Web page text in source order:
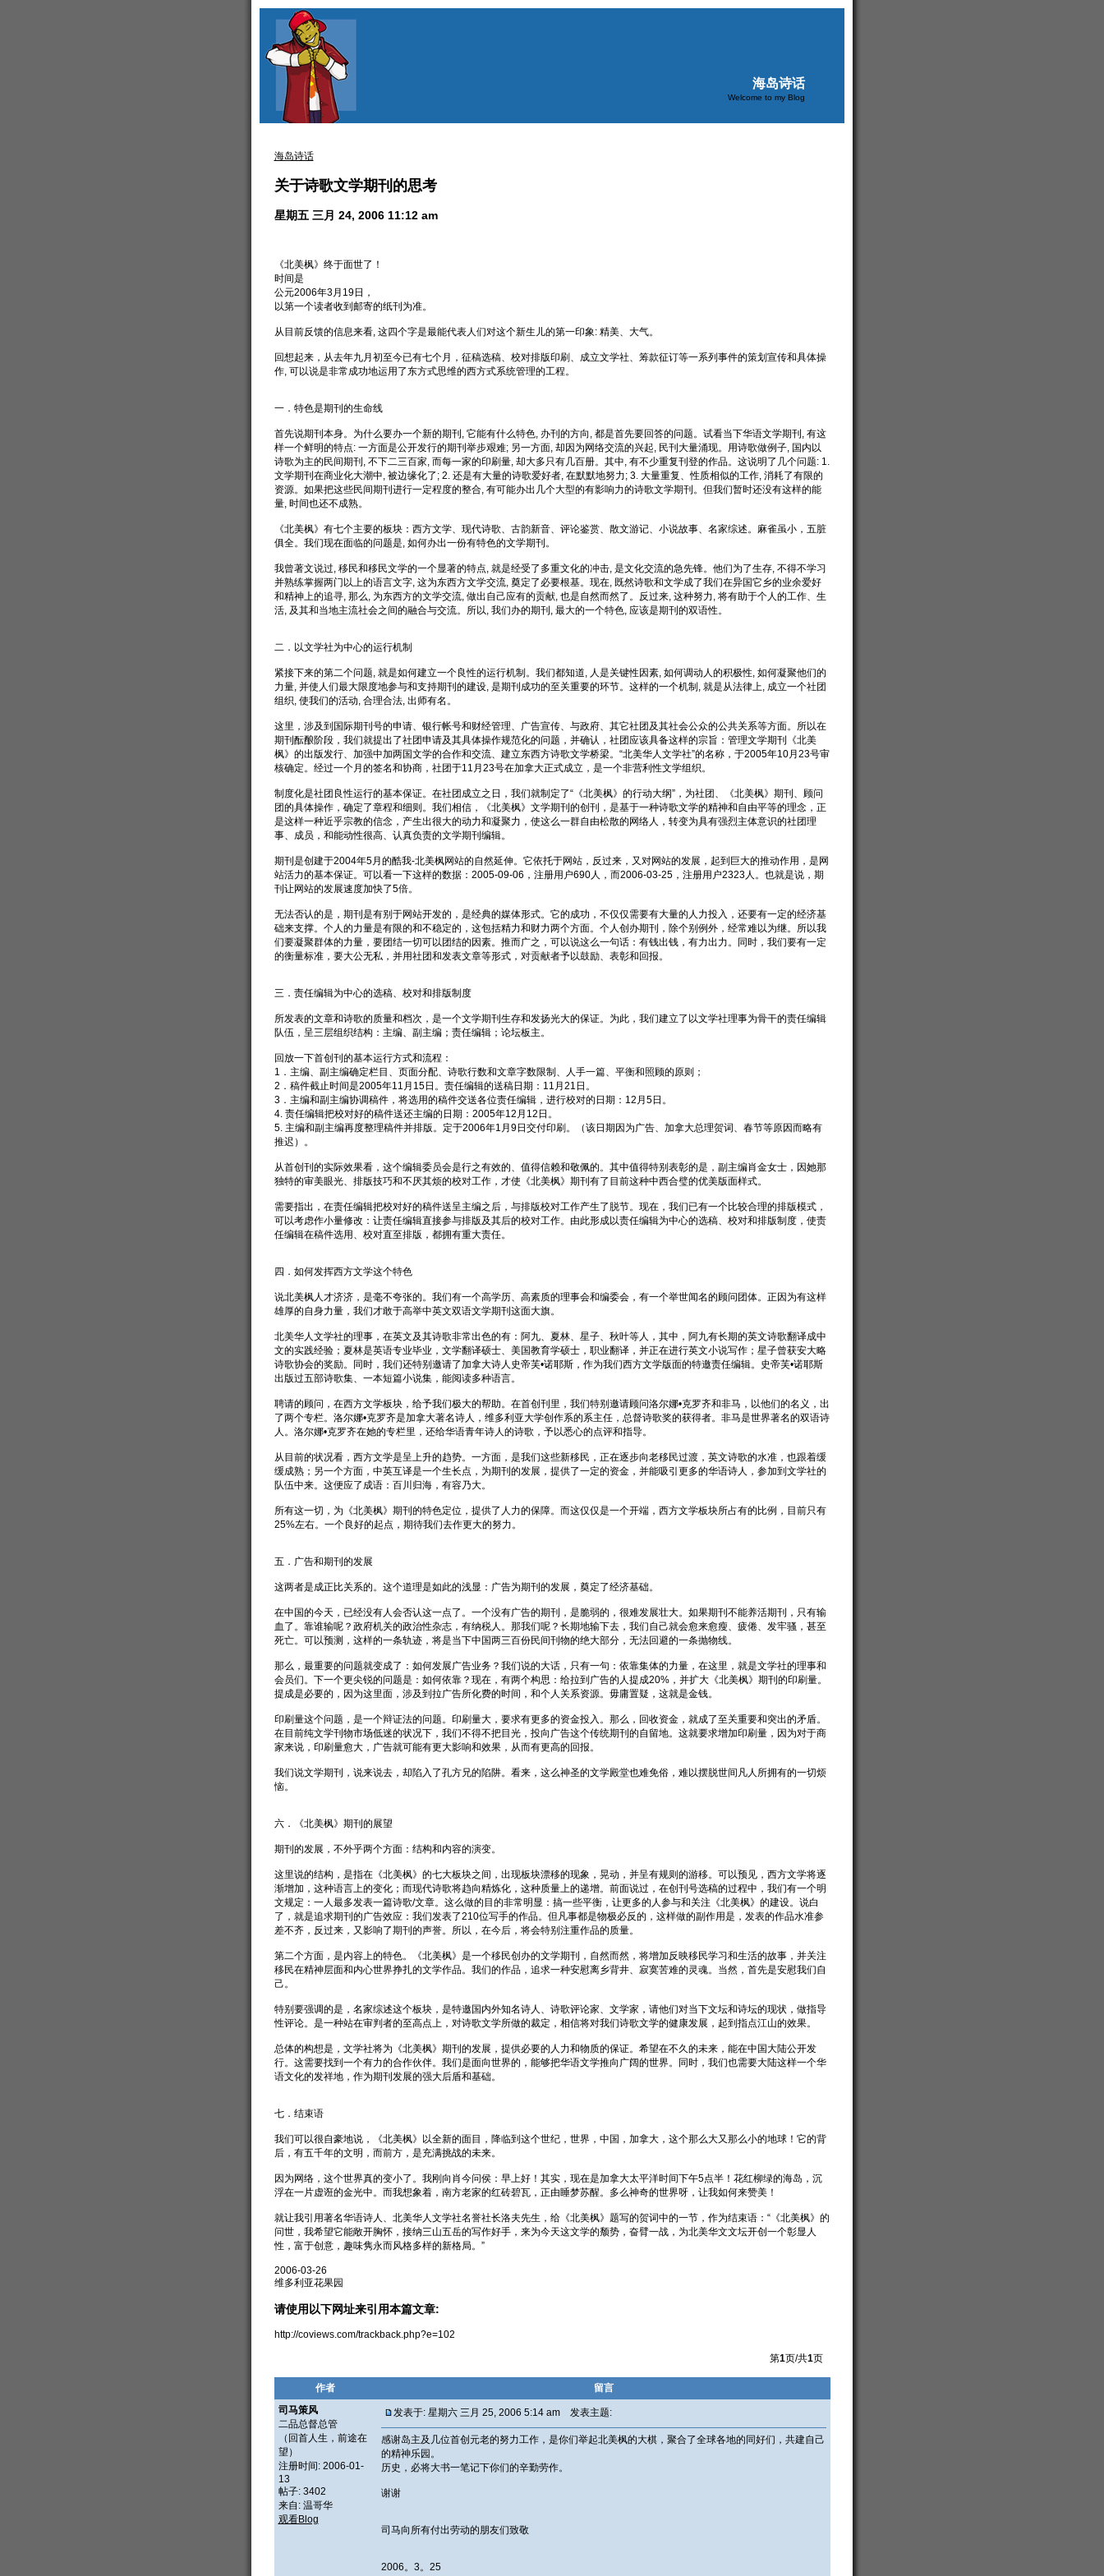
海岛诗话
Welcome to my Blog
海岛诗话
关于诗歌文学期刊的思考
星期五 三月 24, 2006 11:12 am
《北美枫》终于面世了！
时间是
公元2006年3月19日，
以第一个读者收到邮寄的纸刊为准。
从目前反馈的信息来看, 这四个字是最能代表人们对这个新生儿的第一印象: 精美、大气。
回想起来，从去年九月初至今已有七个月，征稿选稿、校对排版印刷、成立文学社、筹款征订等一系列事件的策划宣传和具体操
作, 可以说是非常成功地运用了东方式思维的西方式系统管理的工程。
一．特色是期刊的生命线
首先说期刊本身。为什么要办一个新的期刊, 它能有什么特色, 办刊的方向, 都是首先要回答的问题。试看当下华语文学期刊, 有这
样一个鲜明的特点: 一方面是公开发行的期刊举步艰难; 另一方面, 却因为网络交流的兴起, 民刊大量涌现。用诗歌做例子, 国内以
诗歌为主的民间期刊, 不下二三百家, 而每一家的印刷量, 却大多只有几百册。其中, 有不少重复刊登的作品。这说明了几个问题: 1.
文学期刊在商业化大潮中, 被边缘化了; 2. 还是有大量的诗歌爱好者, 在默默地努力; 3. 大量重复、性质相似的工作, 消耗了有限的
资源。如果把这些民间期刊进行一定程度的整合, 有可能办出几个大型的有影响力的诗歌文学期刊。但我们暂时还没有这样的能
量, 时间也还不成熟。
《北美枫》有七个主要的板块：西方文学、现代诗歌、古韵新音、评论鉴赏、散文游记、小说故事、名家综述。麻雀虽小，五脏
俱全。我们现在面临的问题是, 如何办出一份有特色的文学期刊。
我曾著文说过, 移民和移民文学的一个显著的特点, 就是经受了多重文化的冲击, 是文化交流的急先锋。他们为了生存, 不得不学习
并熟练掌握两门以上的语言文字, 这为东西方文学交流, 奠定了必要根基。现在, 既然诗歌和文学成了我们在异国它乡的业余爱好
和精神上的追寻, 那么, 为东西方的文学交流, 做出自己应有的贡献, 也是自然而然了。反过来, 这种努力, 将有助于个人的工作、生
活, 及其和当地主流社会之间的融合与交流。所以, 我们办的期刊, 最大的一个特色, 应该是期刊的双语性。
二．以文学社为中心的运行机制
紧接下来的第二个问题, 就是如何建立一个良性的运行机制。我们都知道, 人是关键性因素, 如何调动人的积极性, 如何凝聚他们的
力量, 并使人们最大限度地参与和支持期刊的建设, 是期刊成功的至关重要的环节。这样的一个机制, 就是从法律上, 成立一个社团
组织, 使我们的活动, 合理合法, 出师有名。
这里，涉及到国际期刊号的申请、银行帐号和财经管理、广告宣传、与政府、其它社团及其社会公众的公共关系等方面。所以在
期刊酝酿阶段，我们就提出了社团申请及其具体操作规范化的问题，并确认，社团应该具备这样的宗旨：管理文学期刊《北美
枫》的出版发行、加强中加两国文学的合作和交流、建立东西方诗歌文学桥梁。“北美华人文学社”的名称，于2005年10月23号审
核确定。经过一个月的签名和协商，社团于11月23号在加拿大正式成立，是一个非营利性文学组织。
制度化是社团良性运行的基本保证。在社团成立之日，我们就制定了“《北美枫》的行动大纲”，为社团、《北美枫》期刊、顾问
团的具体操作，确定了章程和细则。我们相信，《北美枫》文学期刊的创刊，是基于一种诗歌文学的精神和自由平等的理念，正
是这样一种近乎宗教的信念，产生出很大的动力和凝聚力，使这么一群自由松散的网络人，转变为具有强烈主体意识的社团理
事、成员，和能动性很高、认真负责的文学期刊编辑。
期刊是创建于2004年5月的酷我-北美枫网站的自然延伸。它依托于网站，反过来，又对网站的发展，起到巨大的推动作用，是网
站活力的基本保证。可以看一下这样的数据：2005-09-06，注册用户690人，而2006-03-25，注册用户2323人。也就是说，期
刊让网站的发展速度加快了5倍。
无法否认的是，期刊是有别于网站开发的，是经典的媒体形式。它的成功，不仅仅需要有大量的人力投入，还要有一定的经济基
础来支撑。个人的力量是有限的和不稳定的，这包括精力和财力两个方面。个人创办期刊，除个别例外，经常难以为继。所以我
们要凝聚群体的力量，要团结一切可以团结的因素。推而广之，可以说这么一句话：有钱出钱，有力出力。同时，我们要有一定
的衡量标准，要大公无私，并用社团和发表文章等形式，对贡献者予以鼓励、表彰和回报。
三．责任编辑为中心的选稿、校对和排版制度
所发表的文章和诗歌的质量和档次，是一个文学期刊生存和发扬光大的保证。为此，我们建立了以文学社理事为骨干的责任编辑
队伍，呈三层组织结构：主编、副主编；责任编辑；论坛板主。
回放一下首创刊的基本运行方式和流程：
1．主编、副主编确定栏目、页面分配、诗歌行数和文章字数限制、人手一篇、平衡和照顾的原则；
2．稿件截止时间是2005年11月15日。责任编辑的送稿日期：11月21日。
3．主编和副主编协调稿件，将选用的稿件交送各位责任编辑，进行校对的日期：12月5日。
4. 责任编辑把校对好的稿件送还主编的日期：2005年12月12日。
5. 主编和副主编再度整理稿件并排版。定于2006年1月9日交付印刷。（该日期因为广告、加拿大总理贺词、春节等原因而略有
推迟）。
从首创刊的实际效果看，这个编辑委员会是行之有效的、值得信赖和敬佩的。其中值得特别表彰的是，副主编肖金女士，因她那
独特的审美眼光、排版技巧和不厌其烦的校对工作，才使《北美枫》期刊有了目前这种中西合璧的优美版面样式。
需要指出，在责任编辑把校对好的稿件送呈主编之后，与排版校对工作产生了脱节。现在，我们已有一个比较合理的排版模式，
可以考虑作小量修改：让责任编辑直接参与排版及其后的校对工作。由此形成以责任编辑为中心的选稿、校对和排版制度，使责
任编辑在稿件选用、校对直至排版，都拥有重大责任。
四．如何发挥西方文学这个特色
说北美枫人才济济，是毫不夸张的。我们有一个高学历、高素质的理事会和编委会，有一个举世闻名的顾问团体。正因为有这样
雄厚的自身力量，我们才敢于高举中英文双语文学期刊这面大旗。
北美华人文学社的理事，在英文及其诗歌非常出色的有：阿九、夏林、星子、秋叶等人，其中，阿九有长期的英文诗歌翻译成中
文的实践经验；夏林是英语专业毕业，文学翻译硕士、美国教育学硕士，职业翻译，并正在进行英文小说写作；星子曾获安大略
诗歌协会的奖励。同时，我们还特别邀请了加拿大诗人史帝芙•诺耶斯，作为我们西方文学版面的特邀责任编辑。史帝芙•诺耶斯
出版过五部诗歌集、一本短篇小说集，能阅读多种语言。
聘请的顾问，在西方文学板块，给予我们极大的帮助。在首创刊里，我们特别邀请顾问洛尔娜•克罗齐和非马，以他们的名义，出
了两个专栏。洛尔娜•克罗齐是加拿大著名诗人，维多利亚大学创作系的系主任，总督诗歌奖的获得者。非马是世界著名的双语诗
人。洛尔娜•克罗齐在她的专栏里，还给华语青年诗人的诗歌，予以悉心的点评和指导。
从目前的状况看，西方文学是呈上升的趋势。一方面，是我们这些新移民，正在逐步向老移民过渡，英文诗歌的水准，也跟着缓
缓成熟；另一个方面，中英互译是一个生长点，为期刊的发展，提供了一定的资金，并能吸引更多的华语诗人，参加到文学社的
队伍中来。这便应了成语：百川归海，有容乃大。
所有这一切，为《北美枫》期刊的特色定位，提供了人力的保障。而这仅仅是一个开端，西方文学板块所占有的比例，目前只有
25%左右。一个良好的起点，期待我们去作更大的努力。
五．广告和期刊的发展
这两者是成正比关系的。这个道理是如此的浅显：广告为期刊的发展，奠定了经济基础。
在中国的今天，已经没有人会否认这一点了。一个没有广告的期刊，是脆弱的，很难发展壮大。如果期刊不能养活期刊，只有输
血了。靠谁输呢？政府机关的政治性杂志，有纳税人。那我们呢？长期地输下去，我们自己就会愈来愈瘦、疲倦、发牢骚，甚至
死亡。可以预测，这样的一条轨迹，将是当下中国两三百份民间刊物的绝大部分，无法回避的一条抛物线。
那么，最重要的问题就变成了：如何发展广告业务？我们说的大话，只有一句：依靠集体的力量，在这里，就是文学社的理事和
会员们。下一个更尖锐的问题是：如何依靠？现在，有两个构思：给拉到广告的人提成20%，并扩大《北美枫》期刊的印刷量。
提成是必要的，因为这里面，涉及到拉广告所化费的时间，和个人关系资源。毋庸置疑，这就是金钱。
印刷量这个问题，是一个辩证法的问题。印刷量大，要求有更多的资金投入。那么，回收资金，就成了至关重要和突出的矛盾。
在目前纯文学刊物市场低迷的状况下，我们不得不把目光，投向广告这个传统期刊的自留地。这就要求增加印刷量，因为对于商
家来说，印刷量愈大，广告就可能有更大影响和效果，从而有更高的回报。
我们说文学期刊，说来说去，却陷入了孔方兄的陷阱。看来，这么神圣的文学殿堂也难免俗，难以摆脱世间凡人所拥有的一切烦
恼。
六．《北美枫》期刊的展望
期刊的发展，不外乎两个方面：结构和内容的演变。
这里说的结构，是指在《北美枫》的七大板块之间，出现板块漂移的现象，晃动，并呈有规则的游移。可以预见，西方文学将逐
渐增加，这种语言上的变化；而现代诗歌将趋向精炼化，这种质量上的递增。前面说过，在创刊号选稿的过程中，我们有一个明
文规定：一人最多发表一篇诗歌/文章。这么做的目的非常明显：搞一些平衡，让更多的人参与和关注《北美枫》的建设。说白
了，就是追求期刊的广告效应：我们发表了210位写手的作品。但凡事都是物极必反的，这样做的副作用是，发表的作品水准参
差不齐，反过来，又影响了期刊的声誉。所以，在今后，将会特别注重作品的质量。
第二个方面，是内容上的特色。《北美枫》是一个移民创办的文学期刊，自然而然，将增加反映移民学习和生活的故事，并关注
移民在精神层面和内心世界挣扎的文学作品。我们的作品，追求一种安慰离乡背井、寂寞苦难的灵魂。当然，首先是安慰我们自
己。
特别要强调的是，名家综述这个板块，是特邀国内外知名诗人、诗歌评论家、文学家，请他们对当下文坛和诗坛的现状，做指导
性评论。是一种站在审判者的至高点上，对诗歌文学所做的裁定，相信将对我们诗歌文学的健康发展，起到指点江山的效果。
总体的构想是，文学社将为《北美枫》期刊的发展，提供必要的人力和物质的保证。希望在不久的未来，能在中国大陆公开发
行。这需要找到一个有力的合作伙伴。我们是面向世界的，能够把华语文学推向广阔的世界。同时，我们也需要大陆这样一个华
语文化的发祥地，作为期刊发展的强大后盾和基础。
七．结束语
我们可以很自豪地说，《北美枫》以全新的面目，降临到这个世纪，世界，中国，加拿大，这个那么大又那么小的地球！它的背
后，有五千年的文明，而前方，是充满挑战的未来。
因为网络，这个世界真的变小了。我刚向肖今问侯：早上好！其实，现在是加拿大太平洋时间下午5点半！花红柳绿的海岛，沉
浮在一片虚诳的金光中。而我想象着，南方老家的红砖碧瓦，正由睡梦苏醒。多么神奇的世界呀，让我如何来赞美！
就让我引用著名华语诗人、北美华人文学社名誉社长洛夫先生，给《北美枫》题写的贺词中的一节，作为结束语：“《北美枫》的
问世，我希望它能敞开胸怀，接纳三山五岳的写作好手，来为今天这文学的颓势，奋臂一战，为北美华文文坛开创一个彰显人
性，富于创意，趣味隽永而风格多样的新格局。”
2006-03-26
维多利亚花果园
请使用以下网址来引用本篇文章:
http://coviews.com/trackback.php?e=102
第1页/共1页
作者
留言
司马策风
二品总督总管
（回首人生，前途在
望）
注册时间: 2006-01-
13
帖子: 3402
来自: 温哥华
观看Blog
发表于: 星期六 三月 25, 2006 5:14 am 发表主题:
感谢岛主及几位首创元老的努力工作，是你们举起北美枫的大棋，聚合了全球各地的同好们，共建自己
的精神乐园。
历史，必将大书一笔记下你们的辛勤劳作。
谢谢
司马向所有付出劳动的朋友们致敬
2006。3。25